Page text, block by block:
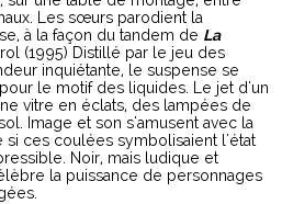
Les sœurs parodient la
à la façon du tandem de La
(1995) Distillé par le jeu des
inquiétante, le suspense se
le motif des liquides. Le jet d'un
vitre en éclats, des lampées de
Image et son s'amusent avec la
si ces coulées symbolisaient l'état
Noir, mais ludique et
la puissance de personnages